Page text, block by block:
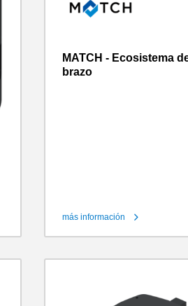
MATCH - Ecosistema
brazo
más información